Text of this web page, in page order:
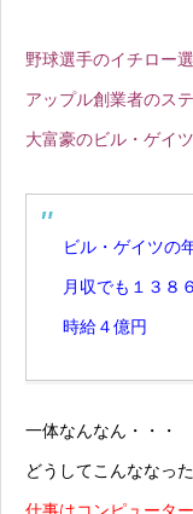
野球選手のイチロー
アップル創業者のス
大富豪のビル・ゲイ
ビル・ゲイツの
月収でも１３８
時給４億円
一体なんなん・・・
どうしてこんななった
仕事はコンピュータ